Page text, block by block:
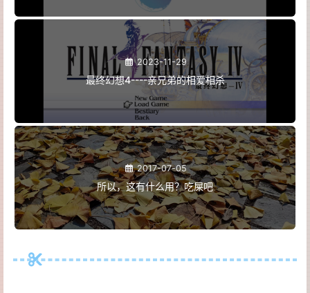
2023-11-29
最终幻想4----亲兄弟的相爱相杀
2017-07-05
所以，这有什么用？吃屎吧